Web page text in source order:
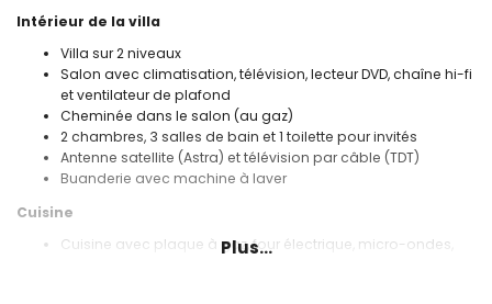
Intérieur de la villa
Villa sur 2 niveaux
Salon avec climatisation, télévision, lecteur DVD, chaîne hi-fi
et ventilateur de plafond
Cheminée dans le salon (au gaz)
2 chambres, 3 salles de bain et 1 toilette pour invités
Antenne satellite (Astra) et télévision par câble (TDT)
Buanderie avec machine à laver
Cuisine
Cuisine avec plaque à gaz, four électrique, micro-ondes,
Plus...